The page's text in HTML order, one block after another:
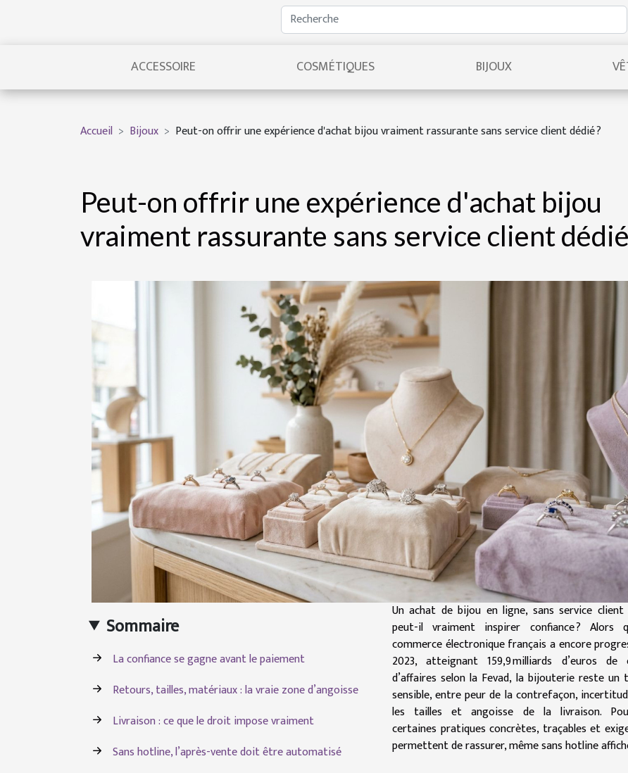
ACCESSOIRE COSMÉTIQUES BIJOUX
Accueil Bijoux Peut-on offrir une expérience d'achat bijou vraiment rassurante sans service client dédié ?
Peut-on offrir une expérience d'achat bijou
vraiment rassurante sans service client dédié
Sommaire
La confiance se gagne avant le paiement
Retours, tailles, matériaux : la vraie zone d’angoisse
Livraison : ce que le droit impose vraiment
Sans hotline, l’après-vente doit être automatisé
Un achat de bijou en ligne, sans service client
peut-il vraiment inspirer confiance ? Alors
commerce électronique français a encore
2023, atteignant 159,9 milliards d’euros de
d’affaires selon la Fevad, la bijouterie reste un
sensible, entre peur de la contrefaçon,
les tailles et angoisse de la livraison.
certaines pratiques concrètes, traçables et
permettent de rassurer, même sans hotline